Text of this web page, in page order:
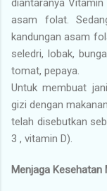
diantaranya
asam folat.
kandungan asam
seledri, lobak,
tomat, pepaya.
Untuk membuat
gizi dengan
telah disebutkan
3 , vitamin D).
Menjaga Kesehatan